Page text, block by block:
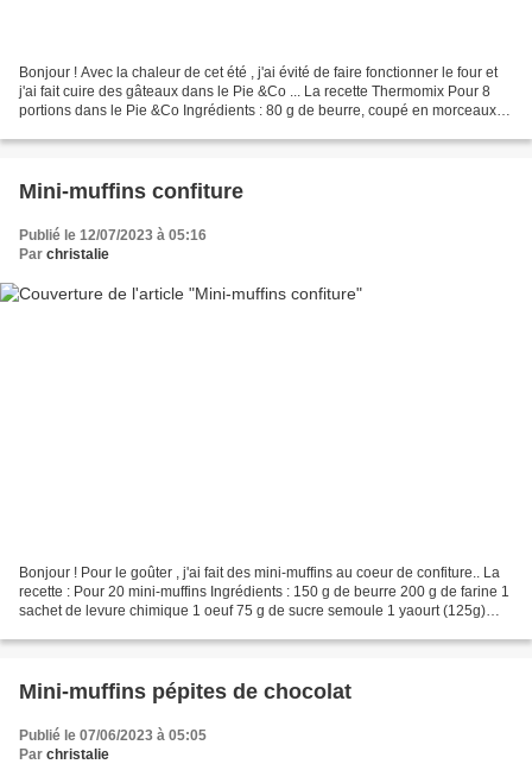
Bonjour ! Avec la chaleur de cet été , j'ai évité de faire fonctionner le four et
j'ai fait cuire des gâteaux dans le Pie &Co ... La recette Thermomix Pour 8
portions dans le Pie &Co Ingrédients : 80 g de beurre, coupé en morceaux
Mini-muffins confiture
Publié le 12/07/2023 à 05:16
Par christalie
Bonjour ! Pour le goûter , j'ai fait des mini-muffins au coeur de confiture.. La
recette : Pour 20 mini-muffins Ingrédients : 150 g de beurre 200 g de farine 1
sachet de levure chimique 1 oeuf 75 g de sucre semoule 1 yaourt (125g)
Mini-muffins pépites de chocolat
Publié le 07/06/2023 à 05:05
Par christalie